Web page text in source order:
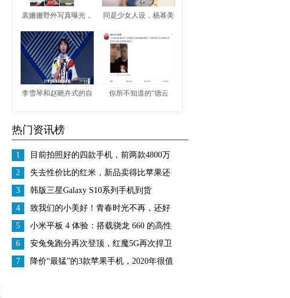
袁姗姗野外写真曝光，
曾受网络暴力现华丽翻
身，感情之路扑朔迷离
同是少女人设，杨幂美
艳、赵丽颖娇俏、毛晓
彤甜美，谁更胜一筹？
李雪琴和赵晓卉式的自
美，但我依然自信
你所不知道的“德云
热门资讯榜
1
目前拍照好的四款手机，前两款4800万
像素，最后一款能拍月亮
2
失去性价比的红米，新品卖得比苹果还
贵，宣传已被网友玩坏！
3
韩版三星Galaxy S10系列手机到货
4
致我们的小美好！青春时光不再，还好
有飞利浦X596手机停驻如今
5
小米平板 4 体验：搭载骁龙 660 的高性
价比千元小屏平板
6
安兔兔跑分再次登顶，红魔5G再次捍卫
游戏手机王者地位
7
降价“最猛”的3款苹果手机，2020年很值